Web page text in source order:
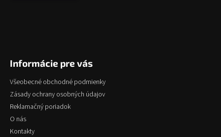
Informácie pre vás
Všeobecné obchodné podmienky
Zásady ochrany osobných údajov
Reklamačný poriadok
O nás
Kontakty